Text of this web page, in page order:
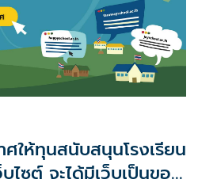
ศให้ทุนสนับสนุนโรงเรียน
ไซต์ จะได้มีเว็บเป็นของ